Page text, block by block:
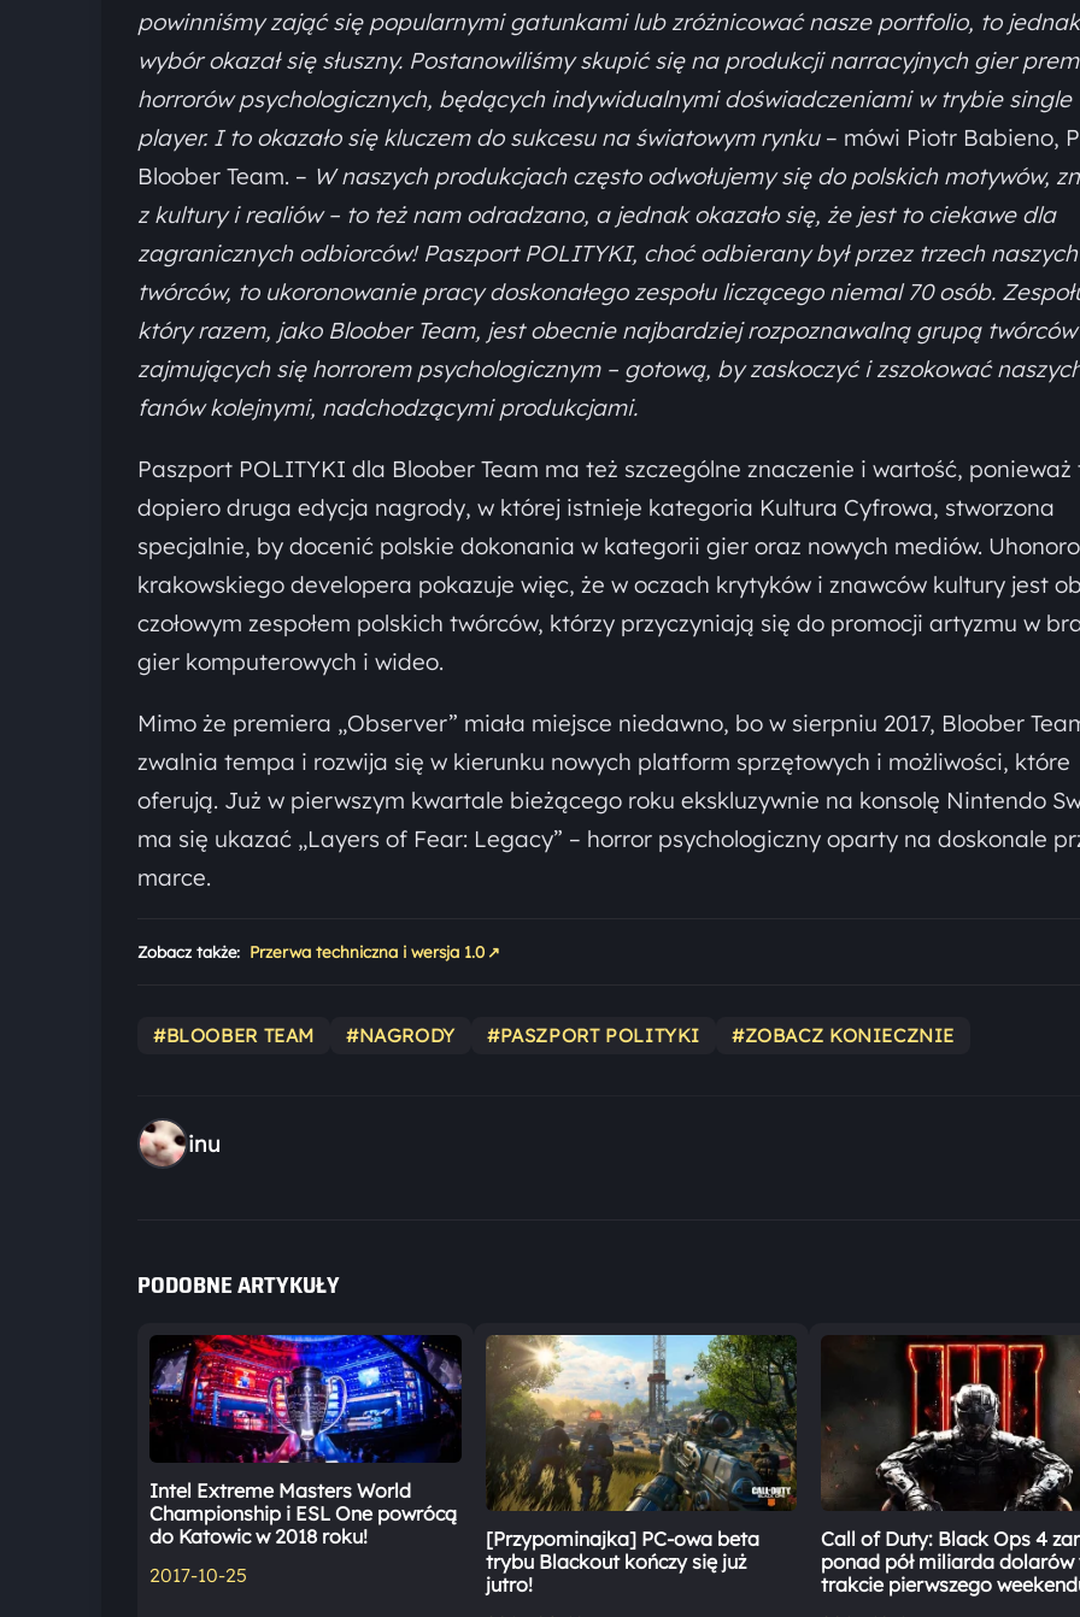
powinniśmy zająć się popularnymi gatunkami lub zróżnicować nasze portfolio, to
wybór okazał się słuszny. Postanowiliśmy skupić się na produkcji narracyjnych gier
horrorów psychologicznych, będących indywidualnymi doświadczeniami w trybie single
player. I to okazało się kluczem do sukcesu na światowym rynku– mówi Piotr Babieno,
Bloober Team. – W naszych produkcjach często odwołujemy się do polskich motywów,
z kultury i realiów – to też nam odradzano, a jednak okazało się, że jest to ciekawe dla
zagranicznych odbiorców! Paszport POLITYKI, choć odbierany był przez trzech naszych
twórców, to ukoronowanie pracy doskonałego zespołu liczącego niemal 70 osób.
który razem, jako Bloober Team, jest obecnie najbardziej rozpoznawalną grupą
zajmujących się horrorem psychologicznym – gotową, by zaskoczyć i zszokować
fanów kolejnymi, nadchodzącymi produkcjami.
Paszport POLITYKI dla Bloober Team ma też szczególne znaczenie i wartość, ponieważ
dopiero druga edycja nagrody, w której istnieje kategoria Kultura Cyfrowa, stworzona
specjalnie, by docenić polskie dokonania w kategorii gier oraz nowych mediów.
krakowskiego developera pokazuje więc, że w oczach krytyków i znawców kultury jest
czołowym zespołem polskich twórców, którzy przyczyniają się do promocji artyzmu w
gier komputerowych i wideo.
Mimo że premiera „Observer” miała miejsce niedawno, bo w sierpniu 2017, Bloober
zwalnia tempa i rozwija się w kierunku nowych platform sprzętowych i możliwości, które
oferują. Już w pierwszym kwartale bieżącego roku ekskluzywnie na konsolę Nintendo
ma się ukazać „Layers of Fear: Legacy” – horror psychologiczny oparty na doskonale
marce.
Zobacz także: Przerwa techniczna i wersja 1.0 ↗
#BLOOBER TEAM #NAGRODY #PASZPORT POLITYKI #ZOBACZ KONIECZNIE
inu
PODOBNE ARTYKUŁY
Intel Extreme Masters World
Championship i ESL One powrócą
do Katowic w 2018 roku!
2017-10-25
[Przypominajka] PC-owa beta
trybu Blackout kończy się już
jutro!
Call of Duty: Black Ops 4
ponad pół miliarda dolarów
trakcie pierwszego